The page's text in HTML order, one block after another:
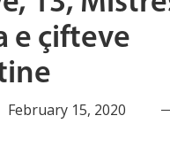
e çifteve
February 15, 2020